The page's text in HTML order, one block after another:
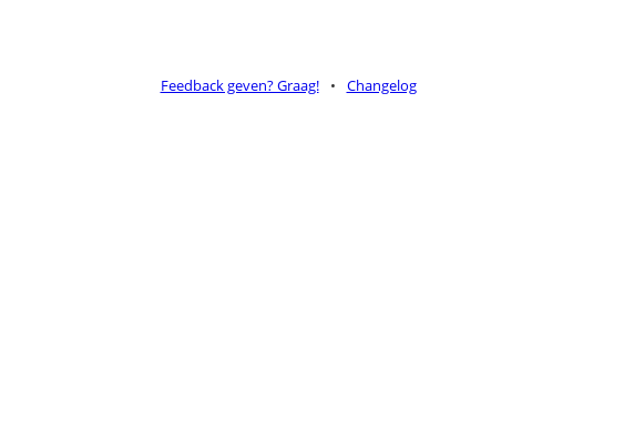
Feedback geven? Graag! • Changelog